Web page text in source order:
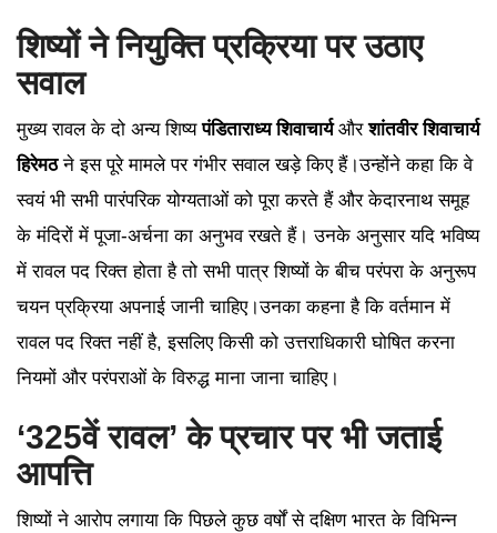
शिष्यों ने नियुक्ति प्रक्रिया पर उठाए
सवाल
मुख्य रावल के दो अन्य शिष्यपंडिताराध्य शिवाचार्यऔरशांतवीर शिवाचार्य
हिरेमठने इस पूरे मामले पर गंभीर सवाल खड़े किए हैं।उन्होंने कहा कि वे
स्वयं भी सभी पारंपरिक योग्यताओं को पूरा करते हैं और केदारनाथ समूह
के मंदिरों में पूजा-अर्चना का अनुभव रखते हैं। उनके अनुसार यदि भविष्य
में रावल पद रिक्त होता है तो सभी पात्र शिष्यों के बीच परंपरा के अनुरूप
चयन प्रक्रिया अपनाई जानी चाहिए।उनका कहना है कि वर्तमान में
रावल पद रिक्त नहीं है, इसलिए किसी को उत्तराधिकारी घोषित करना
नियमों और परंपराओं के विरुद्ध माना जाना चाहिए।
‘325वें रावल’ के प्रचार पर भी जताई
आपत्ति
शिष्यों ने आरोप लगाया कि पिछले कुछ वर्षों से दक्षिण भारत के विभिन्न